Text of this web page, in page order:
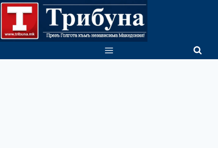
Skip
content